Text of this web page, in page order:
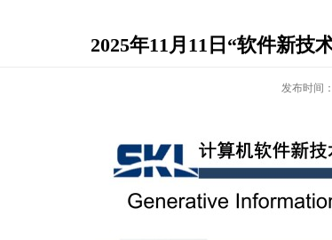
2025年11月11日“软件新技
发布时间